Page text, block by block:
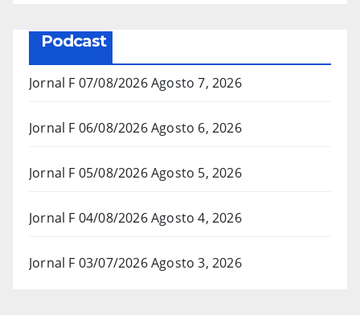
Podcast
Jornal F 07/08/2026Agosto 7, 2026
Jornal F 06/08/2026Agosto 6, 2026
Jornal F 05/08/2026Agosto 5, 2026
Jornal F 04/08/2026Agosto 4, 2026
Jornal F 03/07/2026Agosto 3, 2026